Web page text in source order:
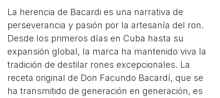
La herencia de Bacardi es una narrativa de
perseverancia y pasión por la artesanía del ron.
Desde los primeros días en Cuba hasta su
expansión global, la marca ha mantenido viva la
tradición de destilar rones excepcionales. La
receta original de Don Facundo Bacardí, que se
ha transmitido de generación en generación, es